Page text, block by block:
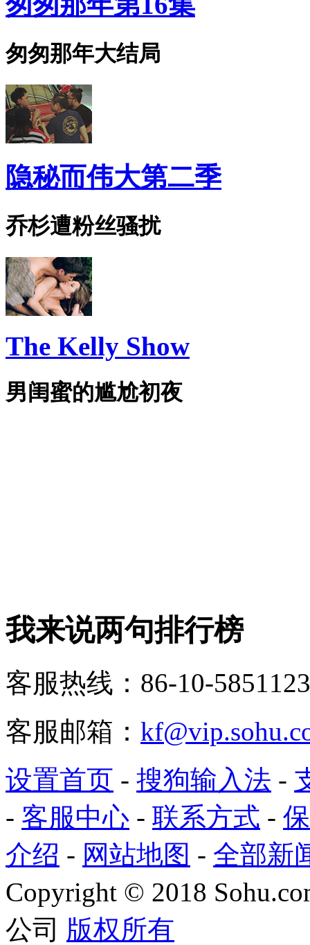
匆匆那年大结局
隐秘而伟大第二季
乔杉遭粉丝骚扰
The Kelly Show
男闺蜜的尴尬初夜
我来说两句排行榜
客服热线：86-10-
客服邮箱：
设置首页 - 搜狗输入法 -
- 客服中心 - 联系方式 -
介绍 - 网站地图 - 全部新
Copyright © 2018
公司 版权所有